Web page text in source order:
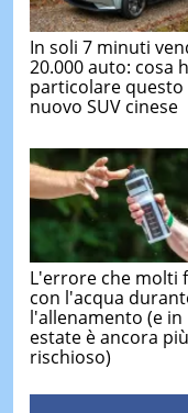
In soli 7 minuti
20.000 auto: cosa
particolare questo
nuovo SUV cinese
L'errore che molti
con l'acqua
l'allenamento (e in
estate è ancora più
rischioso)